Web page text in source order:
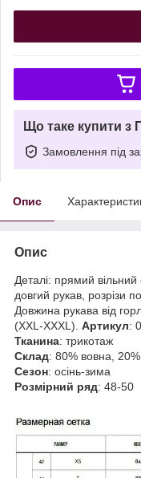
Що таке купити з
Замовлення під
Опис
Опис
Деталі: прямий
довгий рукав, розрізи
Довжина рукава від
(XXL-XXXL). Артикул:
Тканина: трикотаж
Склад: 80% вовна,
Сезон: осінь-зима
Розмірний ряд: 48-50